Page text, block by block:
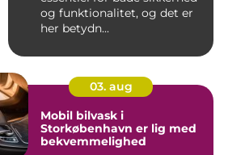
og funktionalitet, og det er
her betydn...
03. aug
Mobil bilvask i
Storkøbenhavn er lig med
bekvemmelighed